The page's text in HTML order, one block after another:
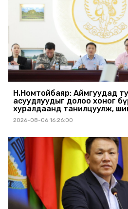
Н.Номтойбаяр: Аймгуудад
асуудлуудыг долоо хоног
хуралдаанд танилцуулж,
2026-08-06 16:26:00